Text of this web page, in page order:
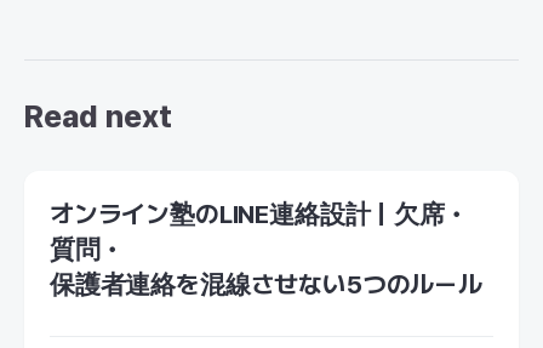
Read next
オンライン塾のLINE連絡設計｜欠席・
質問・
保護者連絡を混線させない5つのルール